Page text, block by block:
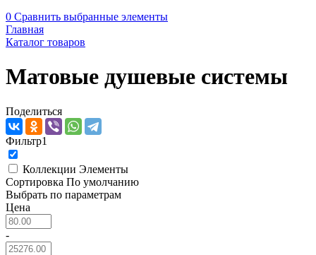
0 Сравнить выбранные элементы
Главная
Каталог товаров
Матовые душевые системы
Поделиться
Фильтр1
Коллекции Элементы
Сортировка По умолчанию
Выбрать по параметрам
Цена
-